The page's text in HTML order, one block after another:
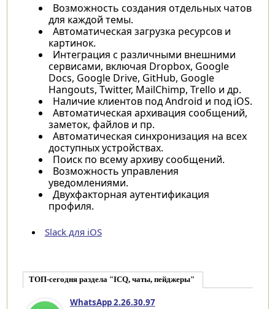
Возможность создания отдельных чатов
для каждой темы.
Автоматическая загрузка ресурсов и
картинок.
Интеграция с различными внешними
сервисами, включая Dropbox, Google
Docs, Google Drive, GitHub, Google
Hangouts, Twitter, MailChimp, Trello и др.
Наличие клиентов под Android и под iOS.
Автоматическая архивация сообщений,
заметок, файлов и пр.
Автоматическая синхронизация на всех
доступных устройствах.
Поиск по всему архиву сообщений.
Возможность управления
уведомлениями.
Двухфакторная аутентификация
профиля.
Slack для iOS
ТОП-сегодня раздела "ICQ, чаты, пейджеры"
WhatsApp 2.26.30.97